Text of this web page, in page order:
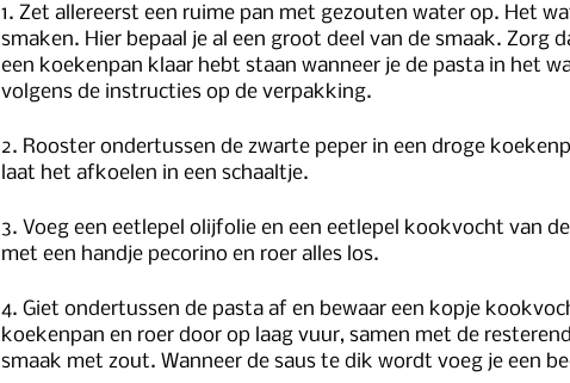
1. Zet allereerst een ruime pan met gezouten water op. Het
smaken. Hier bepaal je al een groot deel van de smaak. Zorg
een koekenpan klaar hebt staan wanneer je de pasta in het
volgens de instructies op de verpakking.
2. Rooster ondertussen de zwarte peper in een droge
laat het afkoelen in een schaaltje.
3. Voeg een eetlepel olijfolie en een eetlepel kookvocht van
met een handje pecorino en roer alles los.
4. Giet ondertussen de pasta af en bewaar een kopje
koekenpan en roer door op laag vuur, samen met de
smaak met zout. Wanneer de saus te dik wordt voeg je een